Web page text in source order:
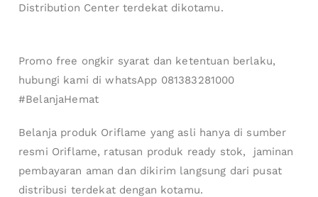
Distribution Center terdekat dikotamu.
Promo free ongkir syarat dan ketentuan berlaku,
hubungi kami di whatsApp 081383281000
#BelanjaHemat
Belanja produk Oriflame yang asli hanya di sumber
resmi Oriflame, ratusan produk ready stok, jaminan
pembayaran aman dan dikirim langsung dari pusat
distribusi terdekat dengan kotamu.